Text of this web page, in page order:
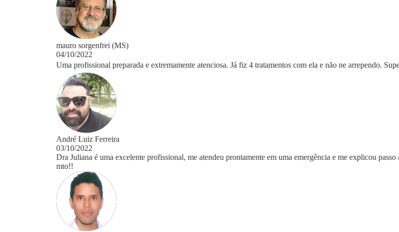
mauro sorgenfrei (MS)
04/10/2022
Uma profissional preparada e extremamente atenciosa. Já fiz 4 tratamentos com ela e não ne arrependo.
André Luiz Ferreira
03/10/2022
Dra Juliana é uma excelente profissional, me atendeu prontamente em uma emergência e me explicou
mto!!